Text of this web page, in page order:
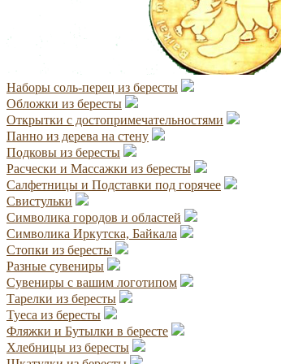
Наборы соль-перец из бересты
Обложки из бересты
Открытки с достопримечательностями
Панно из дерева на стену
Подковы из бересты
Расчески и Массажки из бересты
Салфетницы и Подставки под горячее
Свистульки
Символика городов и областей
Символика Иркутска, Байкала
Стопки из бересты
Разные сувениры
Сувениры с вашим логотипом
Тарелки из бересты
Туеса из бересты
Фляжки и Бутылки в бересте
Хлебницы из бересты